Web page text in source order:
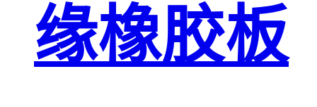
缘橡胶板